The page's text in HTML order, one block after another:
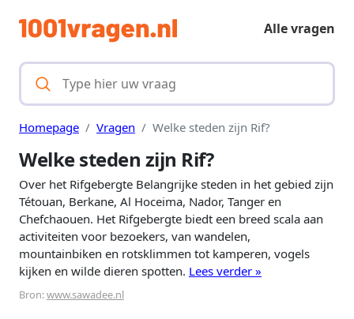
Alle vragen
Homepage Vragen Welke steden zijn Rif?
Welke steden zijn Rif?
Over het Rifgebergte Belangrijke steden in het gebied zijn
Tétouan, Berkane, Al Hoceima, Nador, Tanger en
Chefchaouen. Het Rifgebergte biedt een breed scala aan
activiteiten voor bezoekers, van wandelen,
mountainbiken en rotsklimmen tot kamperen, vogels
kijken en wilde dieren spotten. Lees verder »
Bron:www.sawadee.nl